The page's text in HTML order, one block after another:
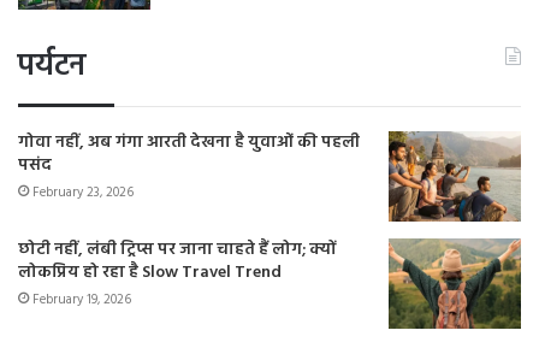
पर्यटन
गोवा नहीं, अब गंगा आरती देखना है युवाओं की पहली
पसंद
February 23, 2026
छोटी नहीं, लंबी ट्रिप्स पर जाना चाहते हैं लोग; क्यों
लोकप्रिय हो रहा है Slow Travel Trend
February 19, 2026